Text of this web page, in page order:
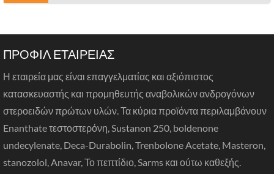
ΠΡΟΦΙΛ ΕΤΑΙΡΕΙΑΣ
Η εταιρεία μας είναι επαγγελματίας και αξιόπιστος
κατασκευαστής και προμηθευτής αναβολικών ανδρογόνων
στεροειδών πρώτων υλών. Τα κύρια προϊόντα περιλαμβάνουν
Enanthate τεστοστερόνη, Sustanon 250, boldenone
undecylenate, Deca-Durabolin, Trenbolone Acetate, Masteron,
stanozolol, Anavar, Το πεπτίδιο, Sarms και ούτω καθεξής.